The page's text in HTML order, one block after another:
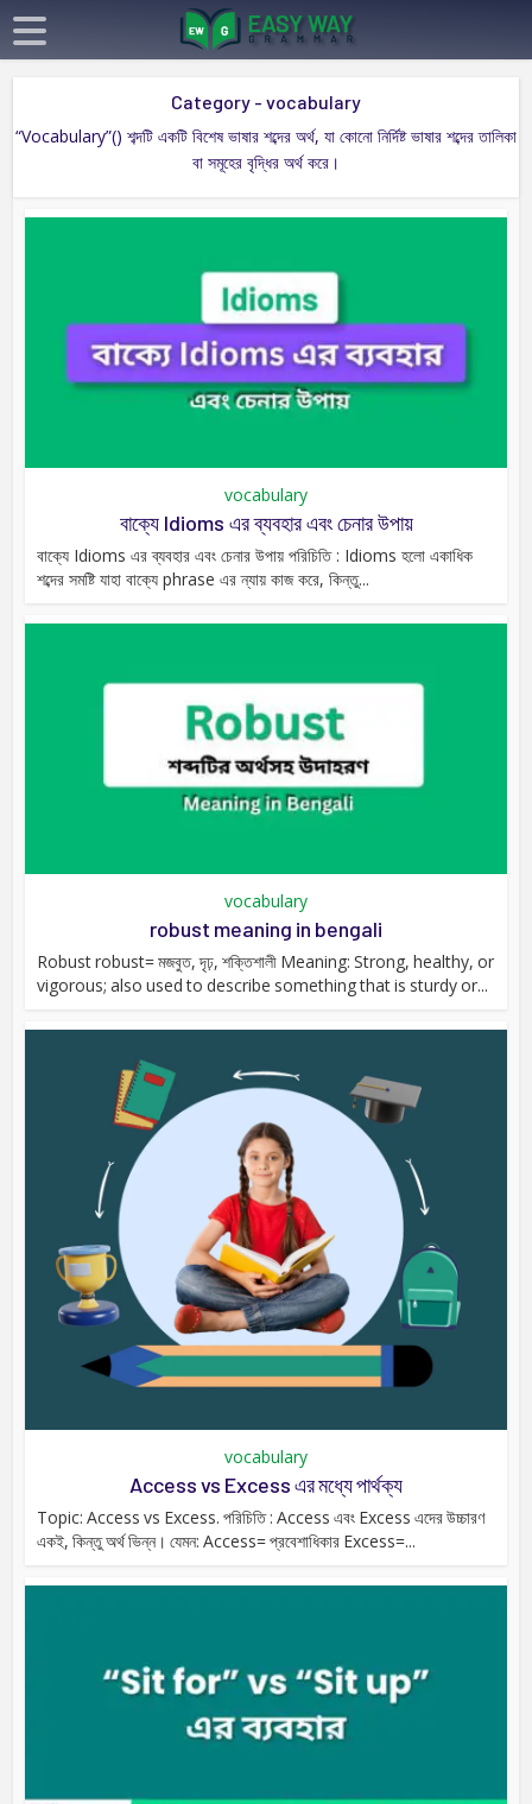
Category - vocabulary
“Vocabulary”() শব্দটি একটি বিশেষ ভাষার শব্দের অর্থ, যা কোনো নির্দিষ্ট ভাষার শব্দের তালিকা
বা সমূহের বৃদ্ধির অর্থ করে।
vocabulary
বাক্যে Idioms এর ব্যবহার এবং চেনার উপায়
বাক্যে Idioms এর ব্যবহার এবং চেনার উপায় পরিচিতি : Idioms হলো একাধিক
শব্দের সমষ্টি যাহা বাক্যে phrase এর ন্যায় কাজ করে, কিন্তু...
vocabulary
robust meaning in bengali
Robust robust= মজবুত, দৃঢ়, শক্তিশালী Meaning: Strong, healthy, or
vigorous; also used to describe something that is sturdy or...
vocabulary
Access vs Excess এর মধ্যে পার্থক্য
Topic: Access vs Excess. পরিচিতি : Access এবং Excess এদের উচ্চারণ
একই, কিন্তু অর্থ ভিন্ন। যেমন: Access= প্রবেশাধিকার Excess=...